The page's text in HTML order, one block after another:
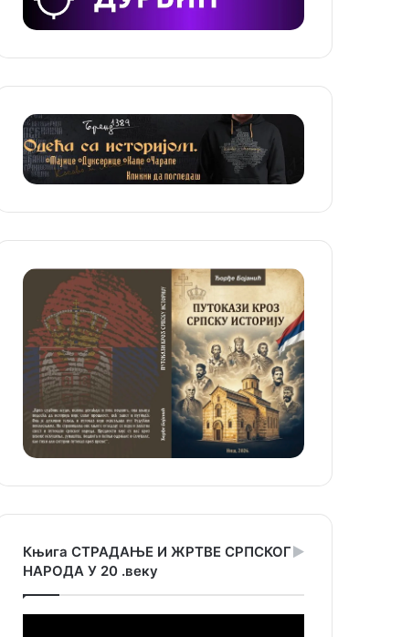
Књига СТРАДАЊЕ И ЖРТВЕ СРПСКОГ
НАРОДА У 20 .веку